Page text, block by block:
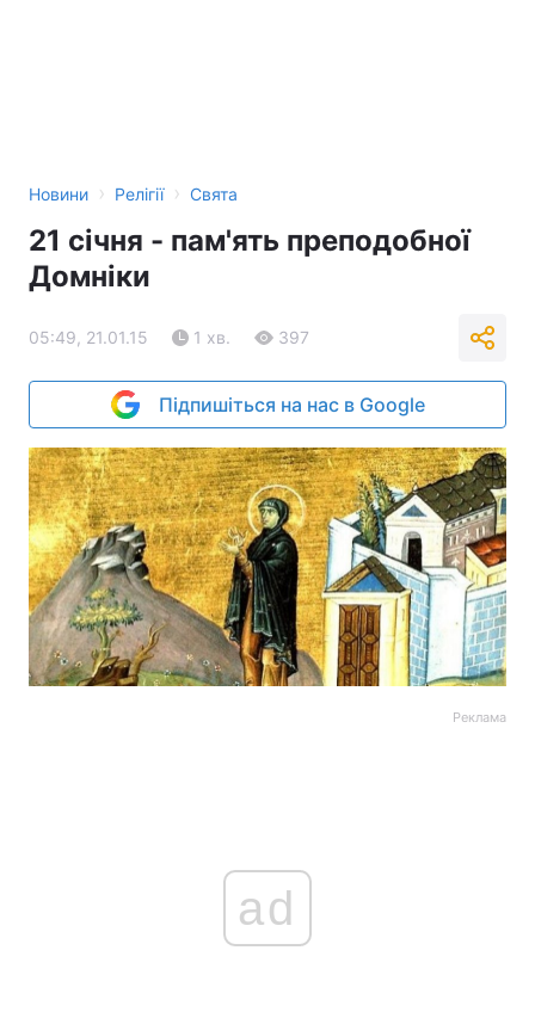
Новини › Релігії › Свята
21 січня - пам'ять преподобної
Домніки
05:49, 21.01.15 1 хв. 397
Підпишіться на нас в Google
Реклама
ad